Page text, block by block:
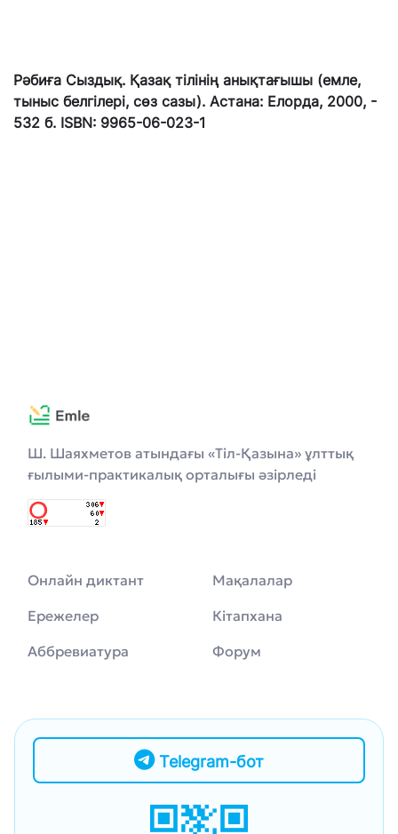
Рәбиға Сыздық. Қазақ тілінің анықтағышы (емле,
тыныс белгілері, сөз сазы). Астана: Елорда, 2000, -
532 б. ISBN: 9965-06-023-1
Ш. Шаяхметов атындағы «Тіл-Қазына» ұлттық
ғылыми-практикалық орталығы әзірледі
Онлайн диктант
Мақалалар
Ережелер
Кітапхана
Аббревиатура
Форум
Telegram-бот